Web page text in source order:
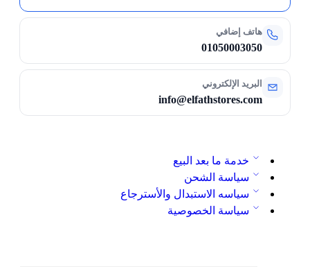
هاتف إضافي
01050003050
البريد الإلكتروني
info@elfathstores.com
خدمة ما بعد البيع
سياسة الشحن
سياسه الاستبدال والأسترجاع
سياسة الخصوصية